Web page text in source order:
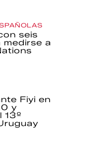
seis
medirse a
Fiyi en
y
13º